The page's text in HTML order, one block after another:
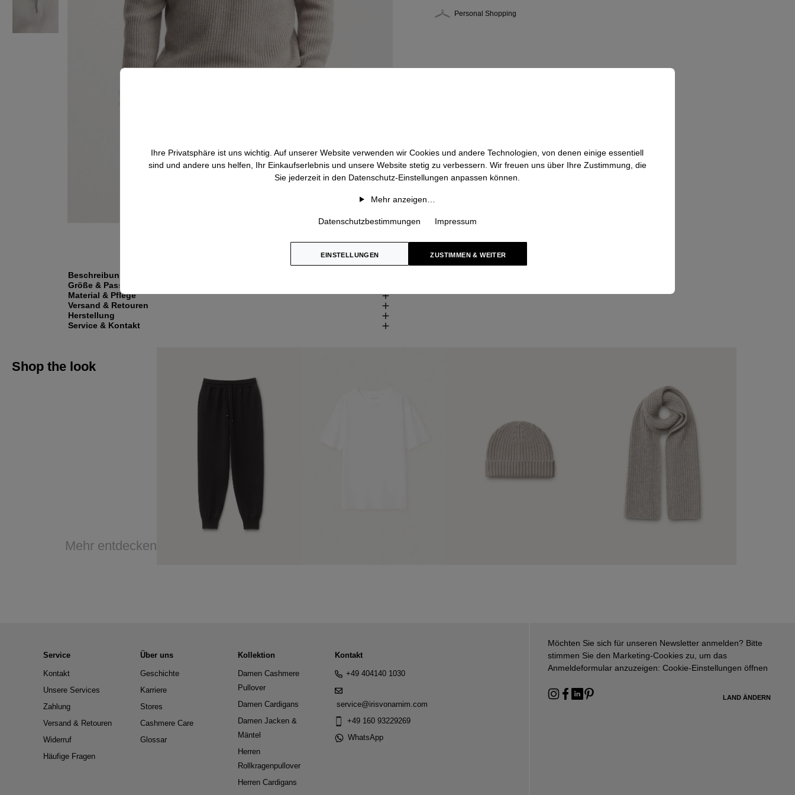
Personal Shopping
Beschreibung
Größe & Passform
Material & Pflege
Versand & Retouren
Herstellung
Service & Kontakt
Shop the look
Mehr entdecken
Service
Kontakt
Unsere Services
Zahlung
Versand & Retouren
Widerruf
Häufige Fragen
Über uns
Geschichte
Karriere
Stores
Cashmere Care
Glossar
Kollektion
Damen Cashmere
Pullover
Damen Cardigans
Damen Jacken &
Mäntel
Herren
Rollkragenpullover
Herren Cardigans
Kontakt
+49 404140 1030
service@irisvonarnim.com
+49 160 93229269
WhatsApp
Möchten Sie sich für unseren Newsletter anmelden? Bitte
stimmen Sie den Marketing-Cookies zu, um das
Anmeldeformular anzuzeigen: Cookie-Einstellungen öffnen
LAND ÄNDERN
Ihre Privatsphäre ist uns wichtig. Auf unserer Website verwenden wir Cookies und andere Technologien, von denen einige essentiell
sind und andere uns helfen, Ihr Einkaufserlebnis und unsere Website stetig zu verbessern. Wir freuen uns über Ihre Zustimmung, die
Sie jederzeit in den Datenschutz-Einstellungen anpassen können.
Mehr anzeigen…
Datenschutzbestimmungen Impressum
EINSTELLUNGEN ZUSTIMMEN & WEITER